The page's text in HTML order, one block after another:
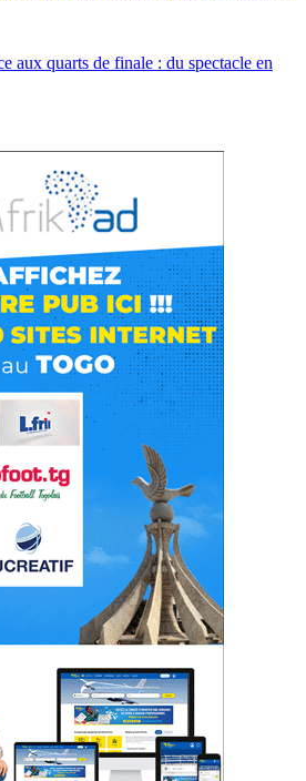
aux quarts de finale : du spectacle en